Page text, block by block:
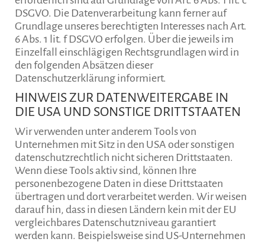
DSGVO. Die Datenverarbeitung kann ferner auf
Grundlage unseres berechtigten Interesses nach Art.
6 Abs. 1 lit. f DSGVO erfolgen. Über die jeweils im
Einzelfall einschlägigen Rechtsgrundlagen wird in
den folgenden Absätzen dieser
Datenschutzerklärung informiert.
HINWEIS ZUR DATENWEITERGABE IN
DIE USA UND SONSTIGE DRITTSTAATEN
Wir verwenden unter anderem Tools von
Unternehmen mit Sitz in den USA oder sonstigen
datenschutzrechtlich nicht sicheren Drittstaaten.
Wenn diese Tools aktiv sind, können Ihre
personenbezogene Daten in diese Drittstaaten
übertragen und dort verarbeitet werden. Wir weisen
darauf hin, dass in diesen Ländern kein mit der EU
vergleichbares Datenschutzniveau garantiert
werden kann. Beispielsweise sind US-Unternehmen